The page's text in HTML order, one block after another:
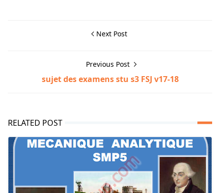
Next Post
Previous Post
sujet des examens stu s3 FSJ v17-18
RELATED POST